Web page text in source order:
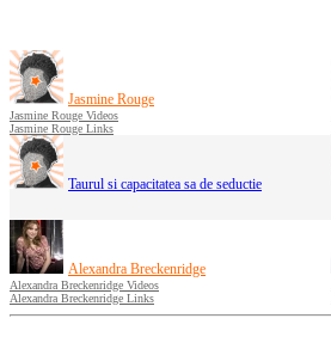
Jasmine Rouge
Jasmine Rouge Videos
Jasmine Rouge Links
Taurul si capacitatea sa de seductie
Alexandra Breckenridge
Alexandra Breckenridge Videos
Alexandra Breckenridge Links